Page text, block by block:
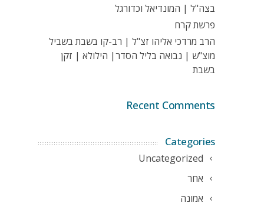
בצה"ל | המונדיאל וכדורגל
פרשת קרח
הרב מרדכי אליהו זצ"ל | רב-קו בשבת בשביל
מוצ"ש | נבואה בליל הסדר| הילולא | זקן
בשבת
Recent Comments
Categories
Uncategorized
אחר
אמונה